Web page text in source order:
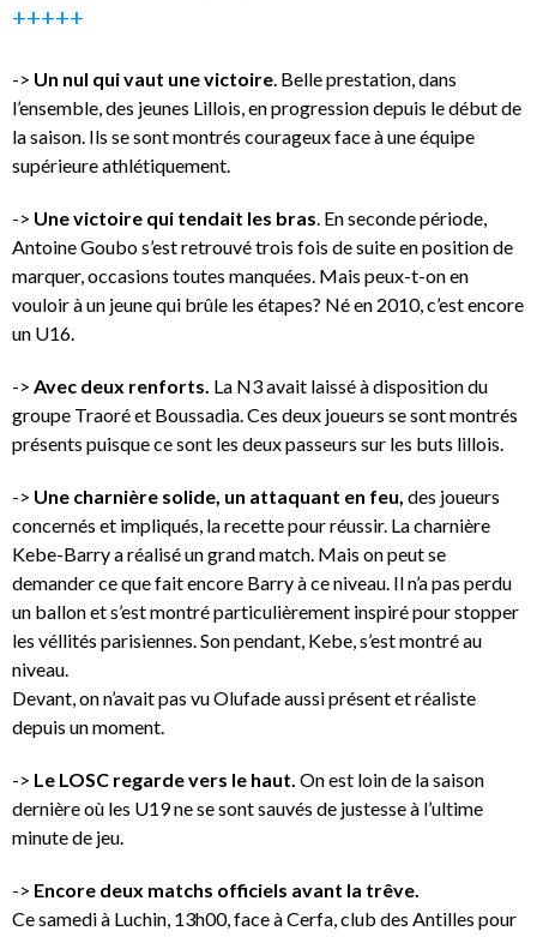
+++++
-> Un nul qui vaut une victoire. Belle prestation, dans
l’ensemble, des jeunes Lillois, en progression depuis le début de
la saison. Ils se sont montrés courageux face à une équipe
supérieure athlétiquement.
-> Une victoire qui tendait les bras. En seconde période,
Antoine Goubo s’est retrouvé trois fois de suite en position de
marquer, occasions toutes manquées. Mais peux-t-on en
vouloir à un jeune qui brûle les étapes? Né en 2010, c’est encore
un U16.
-> Avec deux renforts. La N3 avait laissé à disposition du
groupe Traoré et Boussadia. Ces deux joueurs se sont montrés
présents puisque ce sont les deux passeurs sur les buts lillois.
-> Une charnière solide, un attaquant en feu, des joueurs
concernés et impliqués, la recette pour réussir. La charnière
Kebe-Barry a réalisé un grand match. Mais on peut se
demander ce que fait encore Barry à ce niveau. Il n’a pas perdu
un ballon et s’est montré particulièrement inspiré pour stopper
les véllités parisiennes. Son pendant, Kebe, s’est montré au
niveau.
Devant, on n’avait pas vu Olufade aussi présent et réaliste
depuis un moment.
-> Le LOSC regarde vers le haut. On est loin de la saison
dernière où les U19 ne se sont sauvés de justesse à l’ultime
minute de jeu.
-> Encore deux matchs officiels avant la trêve.
Ce samedi à Luchin, 13h00, face à Cerfa, club des Antilles pour